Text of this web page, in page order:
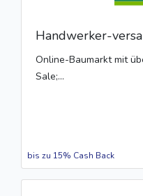
Handwerker-
Online-Baumarkt mit
Sale;...
bis zu 15% Cash Back